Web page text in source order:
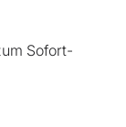
Sofort-